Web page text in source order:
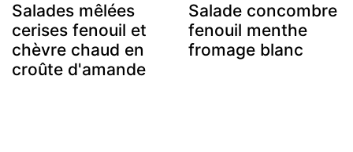
Salades mêlées
cerises fenouil et
chèvre chaud en
croûte d'amande
Salade concombre
fenouil menthe
fromage blanc